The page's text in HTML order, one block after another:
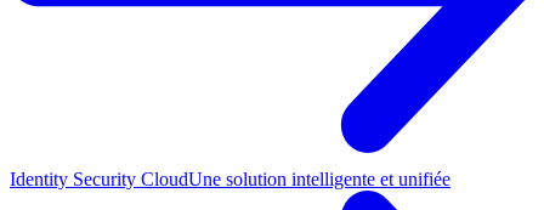
Identity Security CloudUne solution intelligente et unifiée